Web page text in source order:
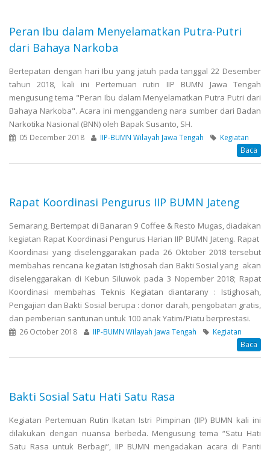
Peran Ibu dalam Menyelamatkan Putra-Putri
dari Bahaya Narkoba
Bertepatan dengan hari Ibu yang jatuh pada tanggal 22 Desember
tahun 2018, kali ini Pertemuan rutin IIP BUMN Jawa Tengah
mengusung tema "Peran Ibu dalam Menyelamatkan Putra Putri dari
Bahaya Narkoba". Acara ini menggandeng nara sumber dari Badan
Narkotika Nasional (BNN) oleh Bapak Susanto, SH.
05 December 2018 IIP-BUMN Wilayah Jawa Tengah Kegiatan
Baca
Rapat Koordinasi Pengurus IIP BUMN Jateng
Semarang, Bertempat di Banaran 9 Coffee & Resto Mugas, diadakan
kegiatan Rapat Koordinasi Pengurus Harian IIP BUMN Jateng. Rapat
Koordinasi yang diselenggarakan pada 26 Oktober 2018 tersebut
membahas rencana kegiatan Istighosah dan Bakti Sosial yang akan
diselenggarakan di Kebun Siluwok pada 3 Nopember 2018; Rapat
Koordinasi membahas Teknis Kegiatan diantarany : Istighosah,
Pengajian dan Bakti Sosial berupa : donor darah, pengobatan gratis,
dan pemberian santunan untuk 100 anak Yatim/Piatu berprestasi.
26 October 2018 IIP-BUMN Wilayah Jawa Tengah Kegiatan
Baca
Bakti Sosial Satu Hati Satu Rasa
Kegiatan Pertemuan Rutin Ikatan Istri Pimpinan (IIP) BUMN kali ini
dilakukan dengan nuansa berbeda. Mengusung tema “Satu Hati
Satu Rasa untuk Berbagi”, IIP BUMN mengadakan acara di Panti